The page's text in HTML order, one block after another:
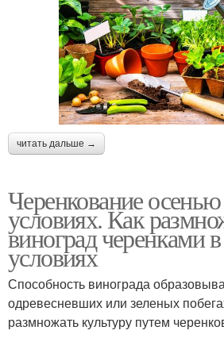
читать дальше →
Черенкование
условиях. Как
виноград черенками
условиях
Способность винограда
одревесневших или зеленых
размножать культуру путем